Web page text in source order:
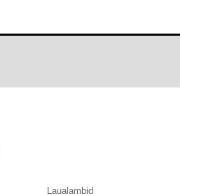
Laualambid